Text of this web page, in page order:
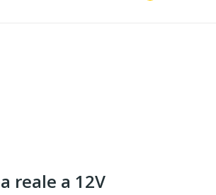
reale a 12V